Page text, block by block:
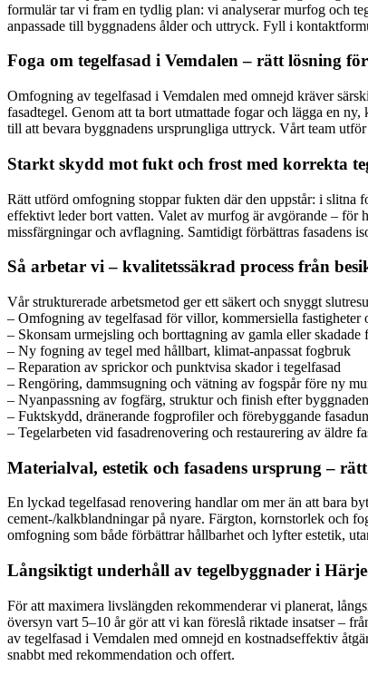
formulär tar vi fram en tydlig plan: vi analyserar murfog och
anpassade till byggnadens ålder och uttryck. Fyll i
Foga om tegelfasad i Vemdalen – rätt lösning
Omfogning av tegelfasad i Vemdalen med omnejd kräver
fasadtegel. Genom att ta bort utmattade fogar och lägga en
till att bevara byggnadens ursprungliga uttryck. Vårt team
Starkt skydd mot fukt och frost med korrekta
Rätt utförd omfogning stoppar fukten där den uppstår: i slitna
effektivt leder bort vatten. Valet av murfog är avgörande –
missfärgningar och avflagning. Samtidigt förbättras fasadens
Så arbetar vi – kvalitetssäkrad process från
Vår strukturerade arbetsmetod ger ett säkert och snyggt
– Omfogning av tegelfasad för villor, kommersiella fastigheter
– Skonsam urmejsling och borttagning av gamla eller skadade
– Ny fogning av tegel med hållbart, klimat-anpassat fogbruk
– Reparation av sprickor och punktvisa skador i tegelfasad
– Rengöring, dammsugning och vätning av fogspår före ny
– Nyanpassning av fogfärg, struktur och finish efter
– Fuktskydd, dränerande fogprofiler och förebyggande
– Tegelarbeten vid fasadrenovering och restaurering av äldre
Materialval, estetik och fasadens ursprung –
En lyckad tegelfasad renovering handlar om mer än att bara
cement-/kalkblandningar på nyare. Färgton, kornstorlek och
omfogning som både förbättrar hållbarhet och lyfter estetik,
Långsiktigt underhåll av tegelbyggnader i
För att maximera livslängden rekommenderar vi planerat,
översyn vart 5–10 år gör att vi kan föreslå riktade insatser –
av tegelfasad i Vemdalen med omnejd en kostnadseffektiv
snabbt med rekommendation och offert.